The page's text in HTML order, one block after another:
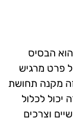
הוא הבסיס
פרט מרגיש
מקנה תחושת
יכול לכלול
וצרכים